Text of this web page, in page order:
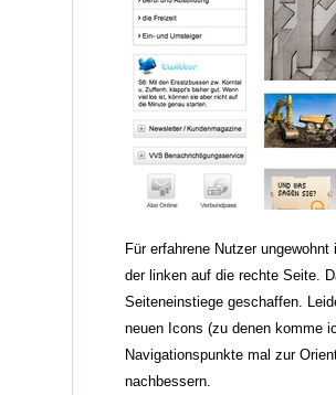
Für erfahrene Nutzer
der linken auf die rechte Seite.
Seiteneinstiege geschaffen.
neuen Icons (zu denen komme
Navigationspunkte mal zur
nachbessern.